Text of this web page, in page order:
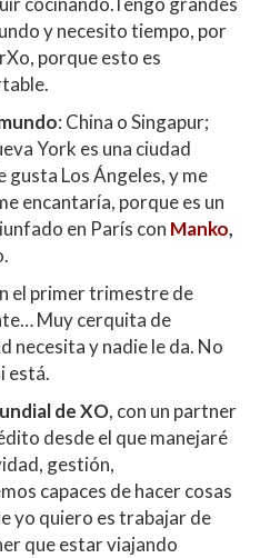
y necesito tiempo, por
porque esto es
: China o Singapur;
York es una ciudad
gusta Los Ángeles, y me
encantaría, porque es un
en París con Manko,
el primer trimestre de
Muy cerquita de
necesita y nadie le da. No
está.
de XO, con un partner
desde el que manejaré
gestión,
capaces de hacer cosas
yo quiero es trabajar de
que estar viajando